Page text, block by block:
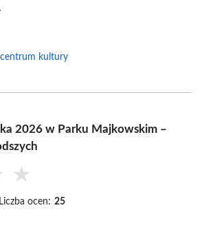
kultury
2026 w Parku Majkowskim –
★
Liczba ocen: 25